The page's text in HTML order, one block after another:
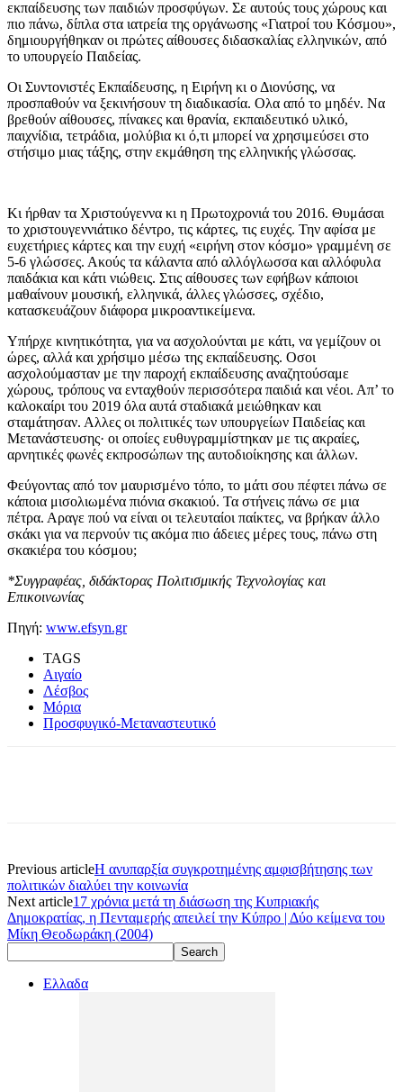
εκπαίδευσης των παιδιών προσφύγων. Σε αυτούς τους χώρους και
πιο πάνω, δίπλα στα ιατρεία της οργάνωσης «Γιατροί του Κόσμου»,
δημιουργήθηκαν οι πρώτες αίθουσες διδασκαλίας ελληνικών, από
το υπουργείο Παιδείας.
Οι Συντονιστές Εκπαίδευσης, η Ειρήνη κι ο Διονύσης, να
προσπαθούν να ξεκινήσουν τη διαδικασία. Ολα από το μηδέν. Να
βρεθούν αίθουσες, πίνακες και θρανία, εκπαιδευτικό υλικό,
παιχνίδια, τετράδια, μολύβια κι ό,τι μπορεί να χρησιμεύσει στο
στήσιμο μιας τάξης, στην εκμάθηση της ελληνικής γλώσσας.
Κι ήρθαν τα Χριστούγεννα κι η Πρωτοχρονιά του 2016. Θυμάσαι
το χριστουγεννιάτικο δέντρο, τις κάρτες, τις ευχές. Την αφίσα με
ευχετήριες κάρτες και την ευχή «ειρήνη στον κόσμο» γραμμένη σε
5-6 γλώσσες. Ακούς τα κάλαντα από αλλόγλωσσα και αλλόφυλα
παιδάκια και κάτι νιώθεις. Στις αίθουσες των εφήβων κάποιοι
μαθαίνουν μουσική, ελληνικά, άλλες γλώσσες, σχέδιο,
κατασκευάζουν διάφορα μικροαντικείμενα.
Υπήρχε κινητικότητα, για να ασχολούνται με κάτι, να γεμίζουν οι
ώρες, αλλά και χρήσιμο μέσω της εκπαίδευσης. Οσοι
ασχολούμασταν με την παροχή εκπαίδευσης αναζητούσαμε
χώρους, τρόπους να ενταχθούν περισσότερα παιδιά και νέοι. Απ’ το
καλοκαίρι του 2019 όλα αυτά σταδιακά μειώθηκαν και
σταμάτησαν. Αλλες οι πολιτικές των υπουργείων Παιδείας και
Μετανάστευσης· οι οποίες ευθυγραμμίστηκαν με τις ακραίες,
αρνητικές φωνές εκπροσώπων της αυτοδιοίκησης και άλλων.
Φεύγοντας από τον μαυρισμένο τόπο, το μάτι σου πέφτει πάνω σε
κάποια μισολιωμένα πιόνια σκακιού. Τα στήνεις πάνω σε μια
πέτρα. Αραγε πού να είναι οι τελευταίοι παίκτες, να βρήκαν άλλο
σκάκι για να περνούν τις ακόμα πιο άδειες μέρες τους, πάνω στη
σκακιέρα του κόσμου;
*Συγγραφέας, διδάκτορας Πολιτισμικής Τεχνολογίας και
Επικοινωνίας
Πηγή: www.efsyn.gr
TAGS
Αιγαίο
Λέσβος
Μόρια
Προσφυγικό-Μεταναστευτικό
Previous articleΗ ανυπαρξία συγκροτημένης αμφισβήτησης των
πολιτικών διαλύει την κοινωνία
Next article17 χρόνια μετά τη διάσωση της Κυπριακής
Δημοκρατίας, η Πενταμερής απειλεί την Κύπρο | Δύο κείμενα του
Μίκη Θεοδωράκη (2004)
Ελλαδα